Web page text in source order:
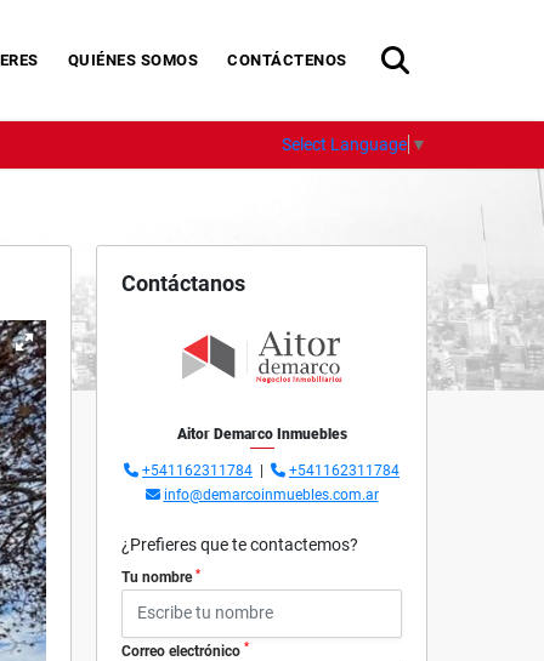
QUIÉNES SOMOS CONTÁCTENOS
Select Language ▼
Contáctanos
Aitor Demarco Inmuebles
+541162311784
+541162311784
info@demarcoinmuebles.com.ar
¿Prefieres que te contactemos?
Tu nombre *
Correo electrónico *